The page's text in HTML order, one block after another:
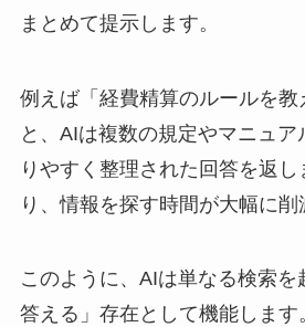
まとめて提示します。
例えば「経費精算のルールを教
と、AIは複数の規定やマニュ
りやすく整理された回答を返し
り、情報を探す時間が大幅に削
このように、AIは単なる検索を
答える」存在として機能します